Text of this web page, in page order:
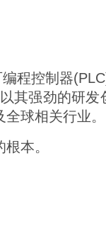
程控制器
其强劲的研
球相关行业。
本。